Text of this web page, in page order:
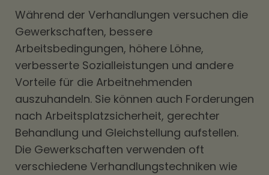
Während der Verhandlungen versuchen die
Gewerkschaften, bessere
Arbeitsbedingungen, höhere Löhne,
verbesserte Sozialleistungen und andere
Vorteile für die Arbeitnehmenden
auszuhandeln. Sie können auch Forderungen
nach Arbeitsplatzsicherheit, gerechter
Behandlung und Gleichstellung aufstellen.
Die Gewerkschaften verwenden oft
verschiedene Verhandlungstechniken wie